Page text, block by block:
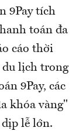
9Pay tích
toán đa
cáo thời
du lịch trong
9Pay, các
khóa vàng"
lễ lớn.